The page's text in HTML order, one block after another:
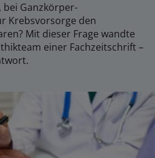
Ganzkörper-
Krebsvorsorge den
Mit dieser Frage wandte
einer Fachzeitschrift –